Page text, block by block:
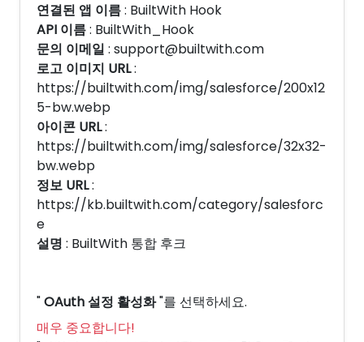
연결된 앱 이름: BuiltWith Hook
API 이름: BuiltWith_Hook
문의 이메일 : support@builtwith.com
로고 이미지 URL:
https://builtwith.com/img/salesforce/200x12
5-bw.webp
아이콘 URL:
https://builtwith.com/img/salesforce/32x32-
bw.webp
정보 URL:
https://kb.builtwith.com/category/salesforc
e
설명 : BuiltWith 통합 후크
"OAuth 설정 활성화"를 선택하세요.
매우 중요합니다!